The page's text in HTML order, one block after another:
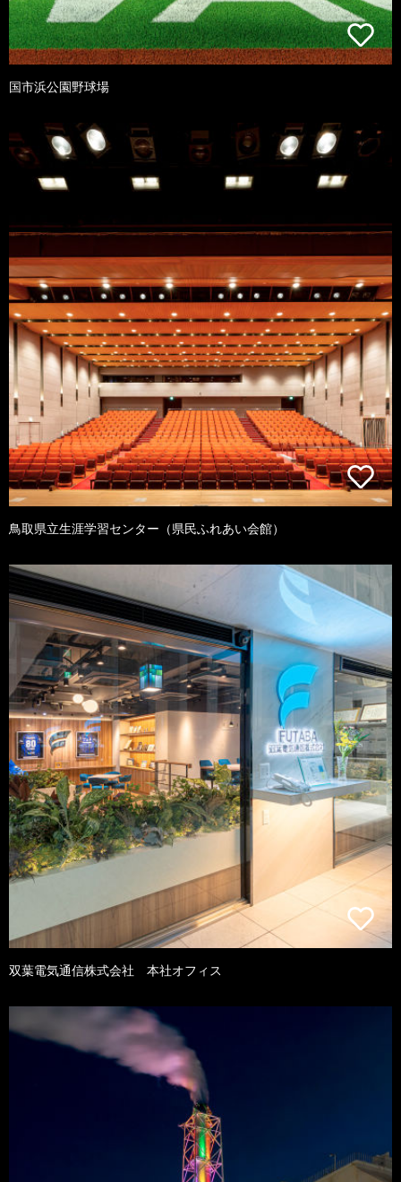
国市浜公園野球場
鳥取県立生涯学習センター（県民ふれあい会館）
双葉電気通信株式会社 本社オフィス